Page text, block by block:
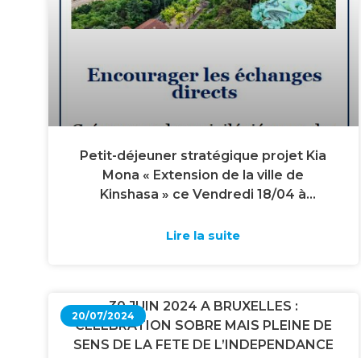
Petit-déjeuner stratégique projet Kia
Mona « Extension de la ville de
Kinshasa » ce Vendredi 18/04 à
Démocratique du Congo en Belgique
Lire la suite
30 JUIN 2024 A BRUXELLES :
CELEBRATION SOBRE MAIS PLEINE DE
SENS DE LA FETE DE L’INDEPENDANCE
20/07/2024